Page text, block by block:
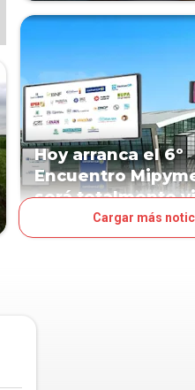
Hoy arranca el 6º
Encuentro
será totalmente
Cargar más